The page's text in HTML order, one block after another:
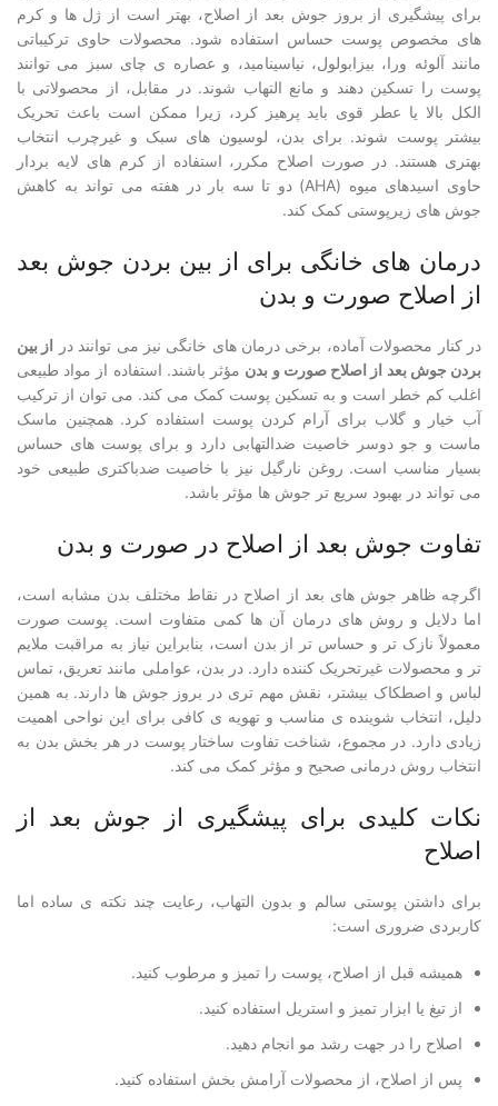
برای پیشگیری از بروز جوش بعد از اصلاح، بهتر است از ژل ها و کرم
های مخصوص پوست حساس استفاده شود. محصولات حاوی ترکیباتی
مانند آلوئه ورا، بیزابولول، نیاسینامید، و عصاره ی چای سبز می توانند
پوست را تسکین دهند و مانع التهاب شوند. در مقابل، از محصولاتی با
الکل بالا یا عطر قوی باید پرهیز کرد، زیرا ممکن است باعث تحریک
بیشتر پوست شوند. برای بدن، لوسیون های سبک و غیرچرب انتخاب
بهتری هستند. در صورت اصلاح مکرر، استفاده از کرم های لایه بردار
حاوی اسیدهای میوه (AHA) دو تا سه بار در هفته می تواند به کاهش
جوش های زیرپوستی کمک کند.
درمان های خانگی برای از بین بردن جوش بعد
از اصلاح صورت و بدن
در کنار محصولات آماده، برخی درمان های خانگی نیز می توانند در از بین
بردن جوش بعد از اصلاح صورت و بدن مؤثر باشند. استفاده از مواد طبیعی
اغلب کم خطر است و به تسکین پوست کمک می کند. می توان از ترکیب
آب خیار و گلاب برای آرام کردن پوست استفاده کرد. همچنین ماسک
ماست و جو دوسر خاصیت ضدالتهابی دارد و برای پوست های حساس
بسیار مناسب است. روغن نارگیل نیز با خاصیت ضدباکتری طبیعی خود
می تواند در بهبود سریع تر جوش ها مؤثر باشد.
تفاوت جوش بعد از اصلاح در صورت و بدن
اگرچه ظاهر جوش های بعد از اصلاح در نقاط مختلف بدن مشابه است،
اما دلایل و روش های درمان آن ها کمی متفاوت است. پوست صورت
معمولاً نازک تر و حساس تر از بدن است، بنابراین نیاز به مراقبت ملایم
تر و محصولات غیرتحریک کننده دارد. در بدن، عواملی مانند تعریق، تماس
لباس و اصطکاک بیشتر، نقش مهم تری در بروز جوش ها دارند. به همین
دلیل، انتخاب شوینده ی مناسب و تهویه ی کافی برای این نواحی اهمیت
زیادی دارد. در مجموع، شناخت تفاوت ساختار پوست در هر بخش بدن به
انتخاب روش درمانی صحیح و مؤثر کمک می کند.
نکات کلیدی برای پیشگیری از جوش بعد از
اصلاح
برای داشتن پوستی سالم و بدون التهاب، رعایت چند نکته ی ساده اما
کاربردی ضروری است:
همیشه قبل از اصلاح، پوست را تمیز و مرطوب کنید.
از تیغ یا ابزار تمیز و استریل استفاده کنید.
اصلاح را در جهت رشد مو انجام دهید.
پس از اصلاح، از محصولات آرامش بخش استفاده کنید.